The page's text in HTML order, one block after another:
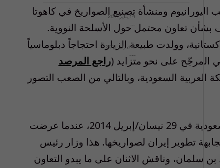
اليورانيوم ومنشأة تصنيع الصواريخ في كاهوتا
بشأن تعاون محتمل حول الأسلحة النووية.
وولدت طبيعة الزيارة احتجاجاً دبلوماسياً
المرجّح على نحو متزايد (راجع المرصد
العربية السعودية، وبالتالي من الصعب التصور
وتجدر الإشارة إلى تفصيل آخر مهم وهو أن الجنرال شريف قد حل ضيفاً على المملكة العربية السعودية في 29 نيسان/إبريل 2014، عندما عرضت
تطوير إيران لصواريخها. هذا وزار رئيس
سلمان، وناقش الاثنان على ما يبدو التعاون
14 يناير 2011
3 فبراير 2011